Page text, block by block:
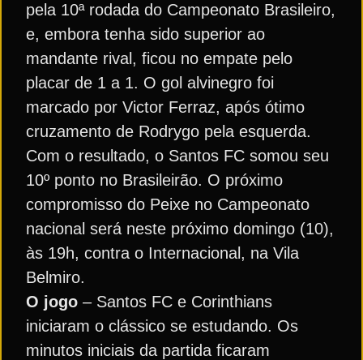
pela 10ª rodada do Campeonato Brasileiro,
e, embora tenha sido superior ao
mandante rival, ficou no empate pelo
placar de 1 a 1. O gol alvinegro foi
marcado por Victor Ferraz, após ótimo
cruzamento de Rodrygo pela esquerda.
Com o resultado, o Santos FC somou seu
10º ponto no Brasileirão. O próximo
compromisso do Peixe no Campeonato
nacional será neste próximo domingo (10),
às 19h, contra o Internacional, na Vila
Belmiro.
O jogo – Santos FC e Corinthians
iniciaram o clássico se estudando. Os
minutos iniciais da partida ficaram